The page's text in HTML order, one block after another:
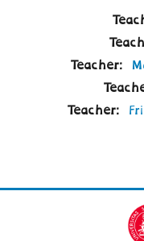
Teacher:
Teacher: